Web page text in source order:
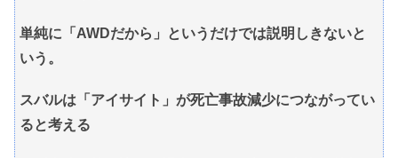
単純に「AWDだから」というだけでは説明しきないと
いう。
スバルは「アイサイト」が死亡事故減少につながってい
ると考える